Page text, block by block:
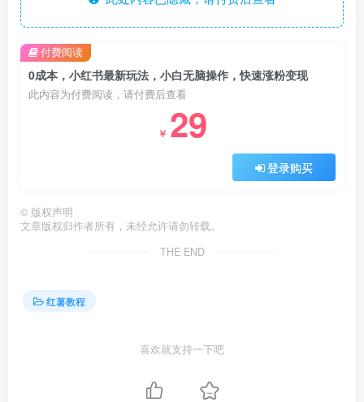
0成本，小红书最新玩法，小白无脑操作，快速涨粉变现
此内容为付费阅读，请付费后查看
￥ 29
登录购买
付费阅读
© 版权声明
文章版权归作者所有，未经允许请勿转载。
THE END
红薯教程
喜欢就支持一下吧